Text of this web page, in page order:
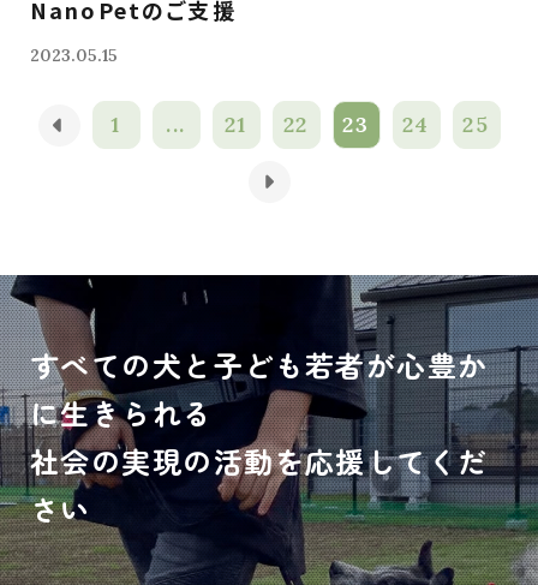
NanoPetのご支援
2023.05.15
1 ... 21 22 23 24 25
すべての犬と子ども若者が心豊か
に生きられる
社会の実現の活動を応援してくだ
さい